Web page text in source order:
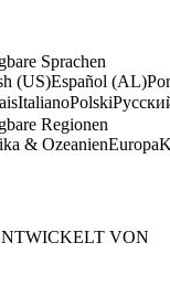
Sprachen
(US)Español (AL)
ItalianoPolski
Regionen
& OzeanienEuropa
VON